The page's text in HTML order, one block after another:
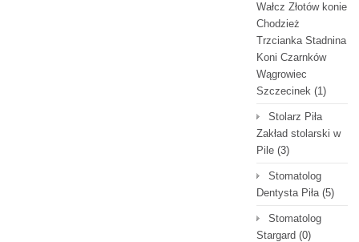
Wałcz Złotów konie
Chodzież
Trzcianka Stadnina
Koni Czarnków
Wągrowiec
Szczecinek (1)
Stolarz Piła
Zakład stolarski w
Pile (3)
Stomatolog
Dentysta Piła(5)
Stomatolog
Stargard (0)